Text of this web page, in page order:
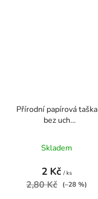
Přírodní papírová taška
bez uch
Skladem
2 Kč / ks
2,80 Kč (–28 %)